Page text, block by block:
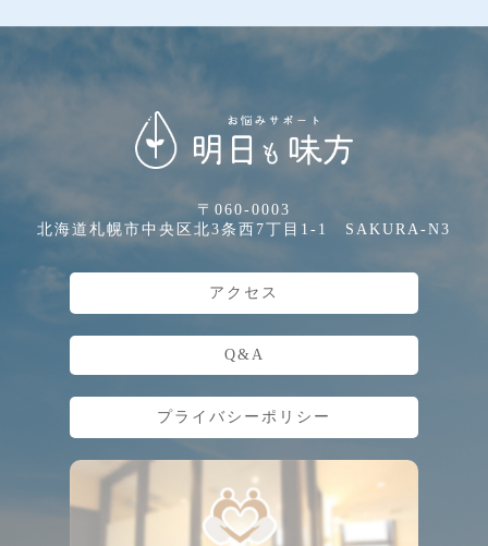
〒060-0003
北海道札幌市中央区北3条西7丁目1-1 SAKURA-N3
アクセス
Q&A
プライバシーポリシー